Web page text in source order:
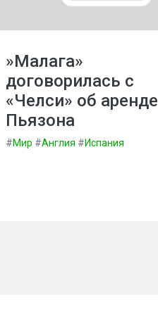
»Малага»
договорилась с
«Челси» об аренде
Пьязона
#Мир #Англия #Испания